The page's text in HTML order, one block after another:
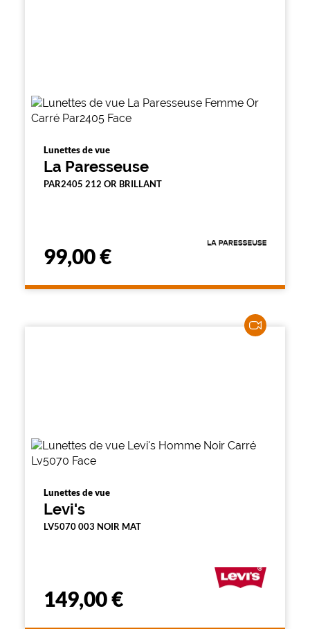
Lunettes de vue
La Paresseuse
PAR2405 212 OR BRILLANT
99,00 €
Lunettes de vue
Levi's
LV5070 003 NOIR MAT
149,00 €